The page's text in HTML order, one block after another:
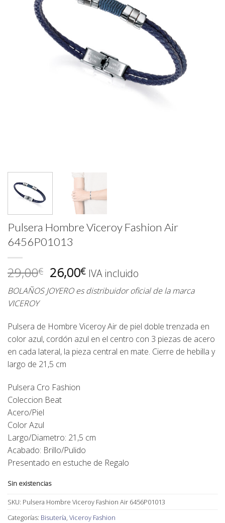
Pulsera Hombre Viceroy Fashion Air
6456P01013
29,00€ El
precio
original
29,00€.
26,00€El
precio
actual
26,00€.
IVA incluido
BOLAÑOS JOYERO es distribuidor oficial de la marca
VICEROY
Pulsera de Hombre Viceroy Air de piel doble trenzada en
color azul, cordón azul en el centro con 3 piezas de acero
en cada lateral, la pieza central en mate. Cierre de hebilla y
largo de 21,5 cm
Pulsera Cro Fashion
Coleccion Beat
Acero/Piel
Color Azul
Largo/Diametro: 21,5 cm
Acabado: Brillo/Pulido
Presentado en estuche de Regalo
Sin existencias
SKU: Pulsera Hombre Viceroy Fashion Air 6456P01013
Categorías: Bisutería, Viceroy Fashion